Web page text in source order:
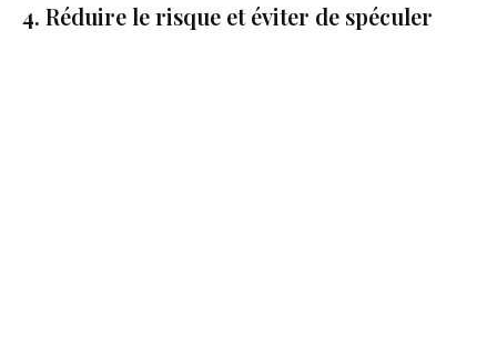
4. Réduire le risque et éviter de spéculer